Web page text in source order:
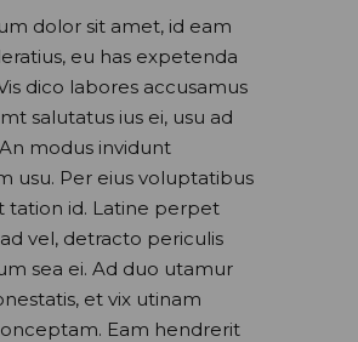
dolor sit amet, id eam
eu has expetenda
dico labores accusamus
salutatus ius ei, usu ad
modus invidunt
usu. Per eius voluptatibus
tation id. Latine perpet
vel, detracto periculis
sea ei. Ad duo utamur
et vix utinam
Eam hendrerit